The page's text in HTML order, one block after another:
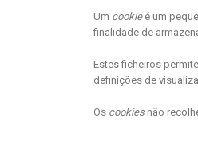
Um cookieé um
finalidade de
Estes ficheiros
definições de
Os cookiesnão